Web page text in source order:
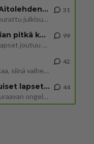
Tiesitkö? Martina Aitolehden isäpuoli on tämä suosittu laulaja
Martina Aitolehti on seurattu julkisuuden henkilö. Lähipiiriin mahtuu muitakin tunnettuja henkilöitä. Tiesitkö, että Ma
31
2 km on nykyään liian pitkä koulumatka
Hesarissa päivitellään lapset joutuu nyt kulkemaan 2 km kouluun jösses. Ruostefillarilla tuo matka menee vaikka miten äk
99
Mutta mies vain tuijottaa, siinä vaiheessa käännän itse pään pois. Mikä juttu? Yleensä jos joku tuijottaa tai katsoo, hä
42
Uusioperheen aikuiset lapset tyhjentää jääkaapin käydessään
Miten selvittäisitte seuraavan ongelman, meillä on uusioperhe, minulla teini-ikäiset lapset ja puolisolla aikuiset, jotk
44